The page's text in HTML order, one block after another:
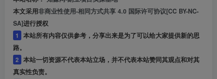
本文采用非商业性使用-相同方式共享 4.0 国际许可协议[CC BY-NC-
SA]进行授权
1
本站所有内容仅供参考，分享出来是为了可以给大家提供新的思
路。
2 本站一切资源不代表本站立场，并不代表本站赞同其观点和对其
真实性负责。